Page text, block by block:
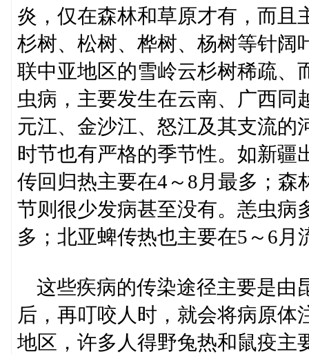
炎，仅在森林和草原才有，而且
杉树、松树、桦树、杨树等针阔
联中亚地区的雪岭云杉树稀疏、
虫病，主要发生在云南、广西同
元江、金沙江、怒江及其支流的
时节也有严格的季节性。如新疆
传回归热主要在4～8月最多；森
节则很少发病甚至没有。恙虫病
多；北亚蜱传热也主要在5～6
这些疾病的传染途径主要是由
后，再叮咬人时，就会将病原
地区，许多人得野兔热和鼠疫主